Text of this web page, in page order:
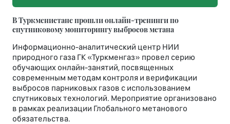
В Туркменистане прошли онлайн-тренинги по
спутниковому мониторингу выбросов метана
Информационно-аналитический центр НИИ
природного газа ГК «Туркменгаз» провел серию
обучающих онлайн-занятий, посвященных
современным методам контроля и верификации
выбросов парниковых газов с использованием
спутниковых технологий. Мероприятие организовано
в рамках реализации Глобального метанового
обязательства.